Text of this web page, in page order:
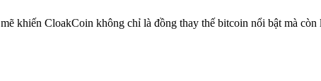
khiến CloakCoin không chỉ là đồng thay thế bitcoin nổi bật mà